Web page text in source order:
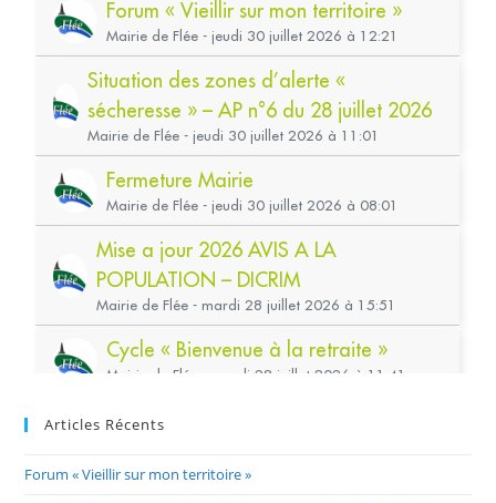
Articles Récents
Forum « Vieillir sur mon territoire »